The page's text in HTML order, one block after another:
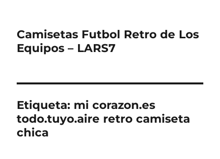
Camisetas Futbol Retro de Los
Equipos – LARS7
Etiqueta: mi corazon.es
todo.tuyo.aire retro camiseta
chica